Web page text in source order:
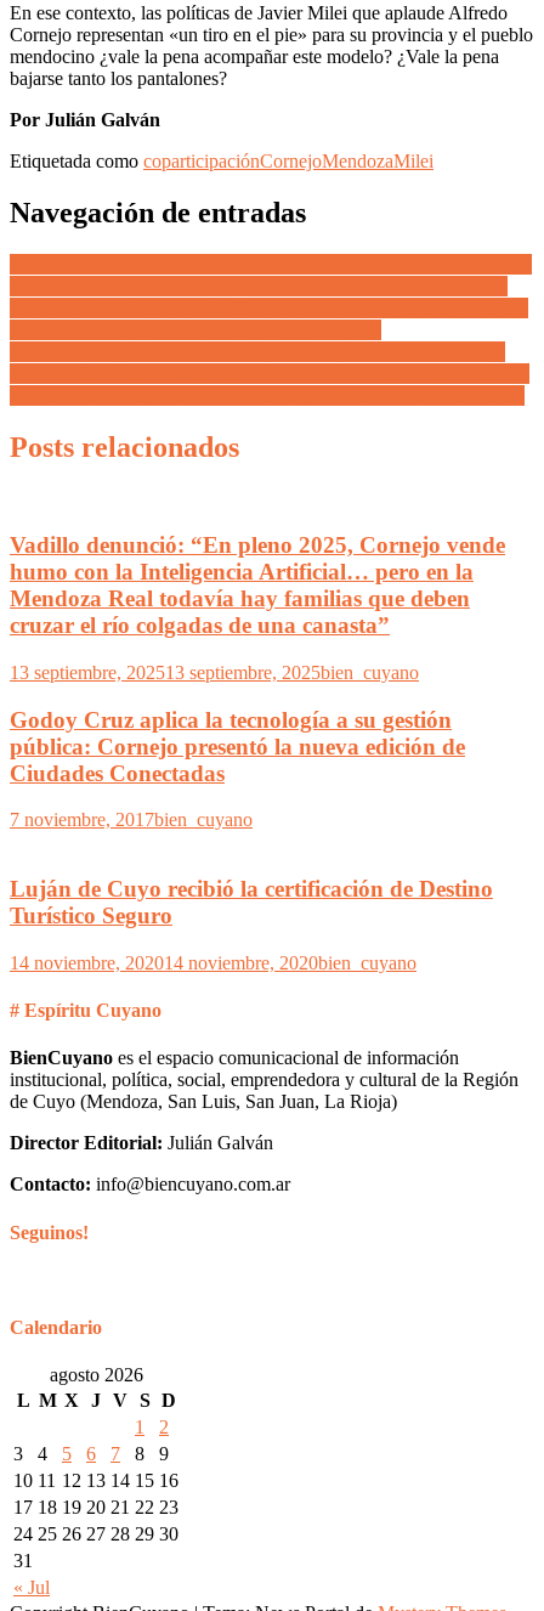
En ese contexto, las políticas de Javier Milei que aplaude Alfredo
Cornejo representan «un tiro en el pie» para su provincia y el pueblo
mendocino ¿vale la pena acompañar este modelo? ¿Vale la pena
bajarse tanto los pantalones?
Por Julián Galván
Etiquetada como coparticipaciónCornejoMendozaMilei
Navegación de entradas
Posts relacionados
Vadillo denunció: “En pleno 2025, Cornejo vende
humo con la Inteligencia Artificial… pero en la
Mendoza Real todavía hay familias que deben
cruzar el río colgadas de una canasta”
13 septiembre, 202513 septiembre, 2025bien_cuyano
Godoy Cruz aplica la tecnología a su gestión
pública: Cornejo presentó la nueva edición de
Ciudades Conectadas
7 noviembre, 2017bien_cuyano
Luján de Cuyo recibió la certificación de Destino
Turístico Seguro
14 noviembre, 202014 noviembre, 2020bien_cuyano
# Espíritu Cuyano
BienCuyano es el espacio comunicacional de información
institucional, política, social, emprendedora y cultural de la Región
de Cuyo (Mendoza, San Luis, San Juan, La Rioja)
Director Editorial: Julián Galván
Contacto: info@biencuyano.com.ar
Seguinos!
Calendario
agosto 2026
L M X J V S D
« Jul
1
2
3
4 5 6 7 8
9
10 11 12 13 14 15 16
17 18 19 20 21 22 23
24 25 26 27 28 29 30
31